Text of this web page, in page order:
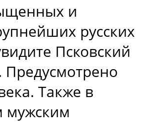
и
русских
Псковский
Также в
мужским